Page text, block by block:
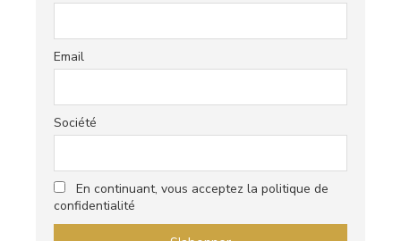
Email
Société
En continuant, vous acceptez la politique de
confidentialité